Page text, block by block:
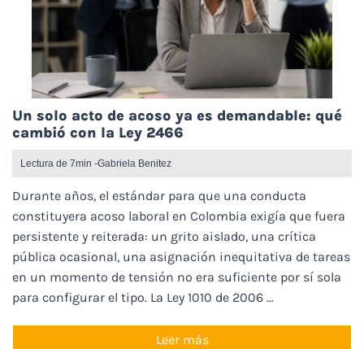
Un solo acto de acoso ya es demandable: qué
cambió con la Ley 2466
Gabriela Benitez
Lectura de 7min -
Durante años, el estándar para que una conducta
constituyera acoso laboral en Colombia exigía que fuera
persistente y reiterada: un grito aislado, una crítica
pública ocasional, una asignación inequitativa de tareas
en un momento de tensión no era suficiente por sí sola
para configurar el tipo. La Ley 1010 de 2006 ...
Leer más